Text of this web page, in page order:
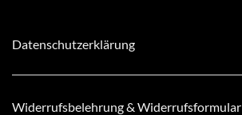
Datenschutzerklärung
Widerrufsbelehrung & Widerrufsformular